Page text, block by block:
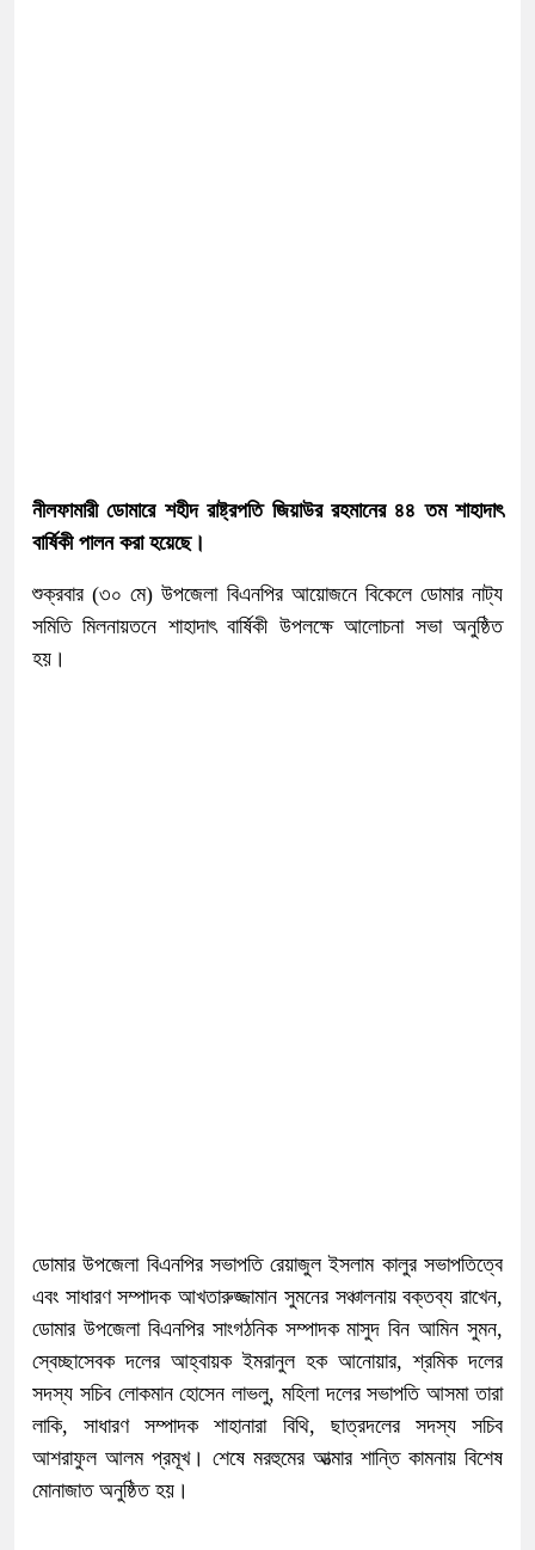
নীলফামারী ডোমারে শহীদ রাষ্ট্রপতি জিয়াউর রহমানের ৪৪ তম শাহাদাৎ
বার্ষিকী পালন করা হয়েছে।
শুক্রবার (৩০ মে) উপজেলা বিএনপির আয়োজনে বিকেলে ডোমার নাট্য
সমিতি মিলনায়তনে শাহাদাৎ বার্ষিকী উপলক্ষে আলোচনা সভা অনুষ্ঠিত
হয়।
ডোমার উপজেলা বিএনপির সভাপতি রেয়াজুল ইসলাম কালুর সভাপতিত্বে
এবং সাধারণ সম্পাদক আখতারুজ্জামান সুমনের সঞ্চালনায় বক্তব্য রাখেন,
ডোমার উপজেলা বিএনপির সাংগঠনিক সম্পাদক মাসুদ বিন আমিন সুমন,
স্বেচ্ছাসেবক দলের আহ্বায়ক ইমরানুল হক আনোয়ার, শ্রমিক দলের
সদস্য সচিব লোকমান হোসেন লাভলু, মহিলা দলের সভাপতি আসমা তারা
লাকি, সাধারণ সম্পাদক শাহানারা বিথি, ছাত্রদলের সদস্য সচিব
আশরাফুল আলম প্রমূখ। শেষে মরহুমের আত্মার শান্তি কামনায় বিশেষ
মোনাজাত অনুষ্ঠিত হয়।